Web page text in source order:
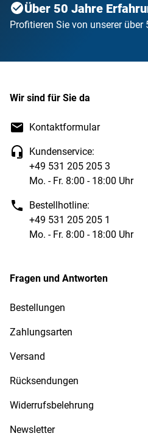
Über 50 Jahre
Profitieren Sie von unserer
Wir sind für Sie da
Kontaktformular
Kundenservice:
+49 531 205 205 3
Mo. - Fr. 8:00 - 18:00 Uhr
Bestellhotline:
+49 531 205 205 1
Mo. - Fr. 8:00 - 18:00 Uhr
Fragen und Antworten
Bestellungen
Zahlungsarten
Versand
Rücksendungen
Widerrufsbelehrung
Newsletter